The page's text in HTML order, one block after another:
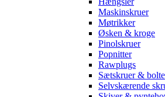
Maskinskruer
Møtrikker
Øsken & kroge
Pinolskruer
Popnitter
Rawplugs
Sætskruer & bolte
Selvskærende